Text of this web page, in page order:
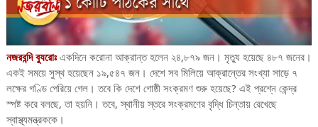
নজরবন্দি ব্যুরোঃএকদিনে করোনা আক্রান্ত হলেন ২৪,৮৭৯ জন। মৃত্যু হয়েছে ৪৮৭ জনের।
একই সময়ে সুস্থ হয়েছেন ১৯,৫৪৭ জন। দেশে সব মিলিয়ে আক্রান্তের সংখ্যা সাড়ে ৭
লক্ষের গণ্ডি পেরিয়ে গেল। তবে কি দেশে গোষ্ঠী সংক্রমণ শুরু হয়েছে?‌ এই প্রশ্নে কেন্দ্র
স্পষ্ট করে বলছে, তা হয়নি। তবে, স্থানীয় স্তরে সংক্রমণের বৃদ্ধি চিন্তায় রেখেছে
স্বাস্থ্যমন্ত্রককে।